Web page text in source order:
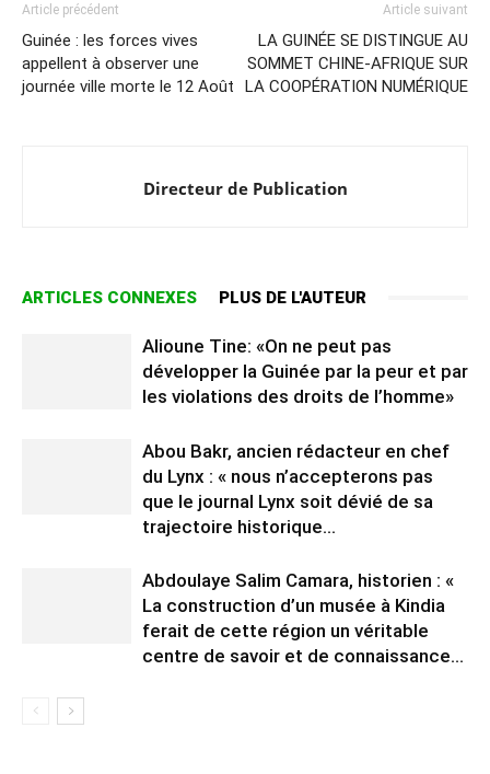
Article précédent
Guinée : les forces vives
appellent à observer une
journée ville morte le 12 Août
Article suivant
LA GUINÉE SE DISTINGUE AU
SOMMET CHINE-AFRIQUE SUR
LA COOPÉRATION NUMÉRIQUE
Directeur de Publication
ARTICLES CONNEXES PLUS DE L'AUTEUR
Alioune Tine: «On ne peut pas
développer la Guinée par la peur et par
les violations des droits de l’homme»
Abou Bakr, ancien rédacteur en chef
du Lynx : « nous n’accepterons pas
que le journal Lynx soit dévié de sa
trajectoire historique...
Abdoulaye Salim Camara, historien : ​«
La construction d’un musée à Kindia
ferait de cette région un véritable
centre de savoir et de connaissance...